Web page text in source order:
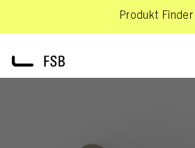
Produkt Finder